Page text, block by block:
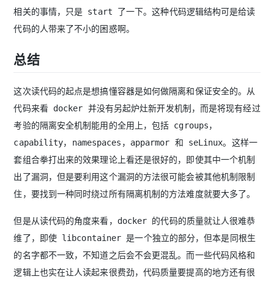
相关的事情，只是 start 了一下。这种代码逻辑结构可是给读
代码的人带来了不小的困惑啊。
总结
这次读代码的起点是想搞懂容器是如何做隔离和保证安全的。从
代码来看 docker 并没有另起炉灶新开发机制，而是将现有经过
考验的隔离安全机制能用的全用上，包括 cgroups，
capability，namespaces，apparmor 和 seLinux。这样一
套组合拳打出来的效果理论上看还是很好的，即使其中一个机制
出了漏洞，但是要利用这个漏洞的方法很可能会被其他机制限制
住，要找到一种同时绕过所有隔离机制的方法难度就要大多了。
但是从读代码的角度来看，docker 的代码的质量就让人很难恭
维了，即使 libcontainer 是一个独立的部分，但本是同根生
的名字都不一致，不知道之后会不会更混乱。而一些代码风格和
逻辑上也实在让人读起来很费劲，代码质量要提高的地方还有很